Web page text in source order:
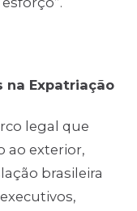
na Expatriação
legal que
ao exterior,
brasileira